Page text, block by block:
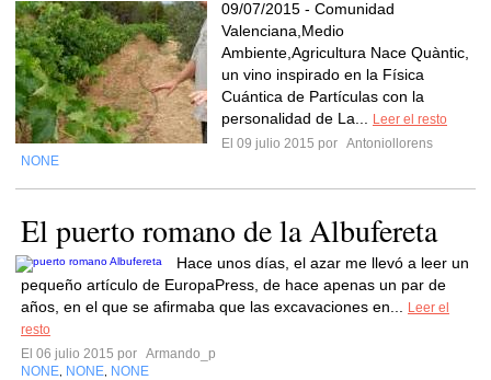
09/07/2015 - Comunidad
Valenciana,Medio
Ambiente,Agricultura Nace Quàntic,
un vino inspirado en la Física
Cuántica de Partículas con la
personalidad de La...
Leer el resto
El 09 julio 2015 por Antoniollorens
NONE
El puerto romano de la Albufereta
Hace unos días, el azar me llevó a leer un
pequeño artículo de EuropaPress, de hace apenas un par de
años, en el que se afirmaba que las excavaciones en...
Leer el
resto
El 06 julio 2015 por Armando_p
NONE NONE NONE